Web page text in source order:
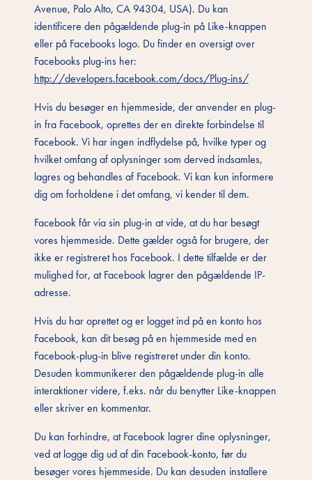
Avenue, Palo Alto, CA 94304, USA). Du kan
identificere den pågældende plug-in på Like-knappen
eller på Facebooks logo. Du finder en oversigt over
Facebooks plug-ins her:
http://developers.facebook.com/docs/Plug-ins/
Hvis du besøger en hjemmeside, der anvender en plug-
in fra Facebook, oprettes der en direkte forbindelse til
Facebook. Vi har ingen indflydelse på, hvilke typer og
hvilket omfang af oplysninger som derved indsamles,
lagres og behandles af Facebook. Vi kan kun informere
dig om forholdene i det omfang, vi kender til dem.
Facebook får via sin plug-in at vide, at du har besøgt
vores hjemmeside. Dette gælder også for brugere, der
ikke er registreret hos Facebook. I dette tilfælde er der
mulighed for, at Facebook lagrer den pågældende IP-
adresse.
Hvis du har oprettet og er logget ind på en konto hos
Facebook, kan dit besøg på en hjemmeside med en
Facebook-plug-in blive registreret under din konto.
Desuden kommunikerer den pågældende plug-in alle
interaktioner videre, f.eks. når du benytter Like-knappen
eller skriver en kommentar.
Du kan forhindre, at Facebook lagrer dine oplysninger,
ved at logge dig ud af din Facebook-konto, før du
besøger vores hjemmeside. Du kan desuden installere